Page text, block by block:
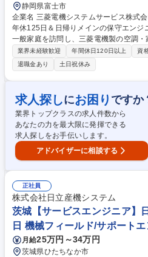
静岡県富士市
企業名 三菱電機システムサービス株式会社 求人名 CH03【北陸エ
年休125日＆日帰りメインの保守エンジニア 仕事の内容 北陸エリ
一般家庭を訪問し、三菱電機製の空調
実施。フレックスタイム制により、柔
情報を工場へFBし次世代の製品開発にも貢献します。
を中心に、三菱電機製の空調機器(ルー
キュート等)、換気設備や家電製品の故
当。現場への直行直帰も可能で、個人
い環境です。 【担当エリア】片道1時間
原則日帰りで、宿泊を伴う長期出張は
安定した働き方が可能です。 募集職種 CH03【北陸エリア】年休125日＆
日帰りメインの保守エンジニア
業界未経験歓迎 年間休日120日以上 資
退職金あり
土日祝休み
求人探しにお困り ですか
業界トップクラスの求人件数から
あなたの力を最大限に発揮できる
求人探しをお手伝いします。
アドバイザーに相談する
正社員
株式会社日立産機システム
茨城【サービスエンジニア】
日 機械フィールド/サポート
月給25万円～34万円
茨城県ひたちなか市